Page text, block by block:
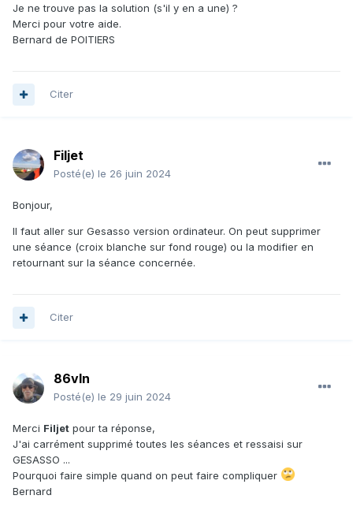
Je ne trouve pas la solution (s'il y en a une) ?
Merci pour votre aide.
Bernard de POITIERS
Citer
Filjet
Posté(e) le 26 juin 2024
Bonjour,
Il faut aller sur Gesasso version ordinateur. On peut supprimer
une séance (croix blanche sur fond rouge) ou la modifier en
retournant sur la séance concernée.
Citer
86vln
Posté(e) le 29 juin 2024
Merci Filjet pour ta réponse,
J'ai carrément supprimé toutes les séances et ressaisi sur
GESASSO ...
Pourquoi faire simple quand on peut faire compliquer
Bernard